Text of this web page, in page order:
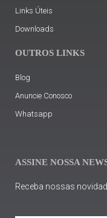
Links Úteis
Downloads
OUTROS LINKS
Blog
Anuncie Conosco
Whatsapp
ASSINE NOSSA
Receba nossas